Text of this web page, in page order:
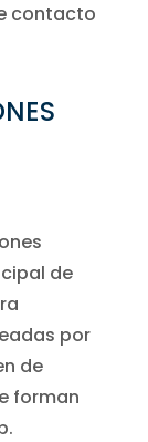
contacto
de
por
de
forman